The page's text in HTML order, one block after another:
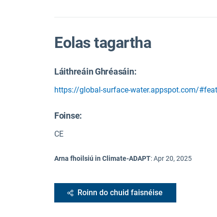
Eolas tagartha
Láithreáin Ghréasáin:
https://global-surface-water.appspot.com/
Foinse:
CE
Arna fhoilsiú in Climate-ADAPT:Apr 20, 2025
Roinn do chuid faisnéise